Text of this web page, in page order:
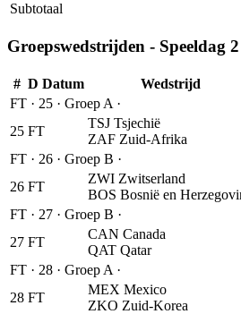
Subtotaal
Groepswedstrijden - Speeldag 2
# D Datum Wedstrijd
FT · 25 · Groep A ·
25 FT
TSJ Tsjechië
ZAF Zuid-Afrika
FT · 26 · Groep B ·
26 FT
ZWI Zwitserland
BOS Bosnië en
FT · 27 · Groep B ·
27 FT
CAN Canada
QAT Qatar
FT · 28 · Groep A ·
28 FT
MEX Mexico
ZKO Zuid-Korea